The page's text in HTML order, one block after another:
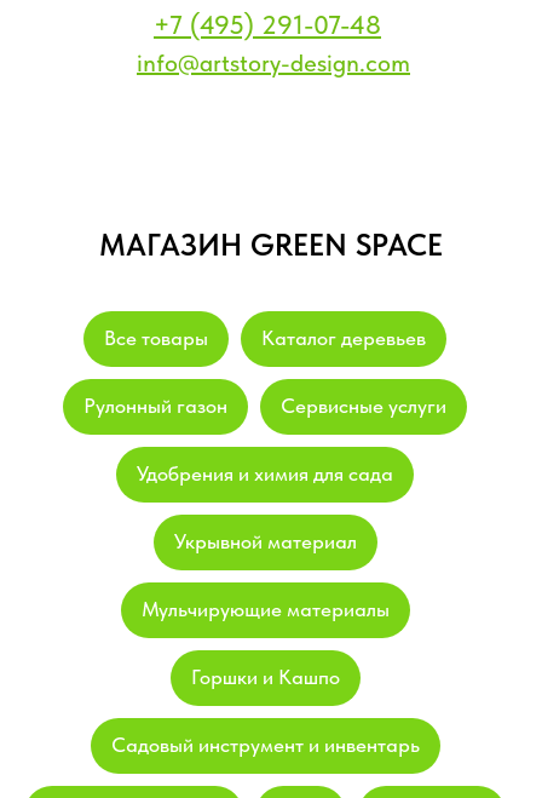
+7 (495) 291-07-48
info@artstory-design.com
МАГАЗИН GREEN SPACE
Все товары Каталог деревьев
Рулонный газон Сервисные услуги
Удобрения и химия для сада
Укрывной материал
Мульчирующие материалы
Горшки и Кашпо
Садовый инструмент и инвентарь